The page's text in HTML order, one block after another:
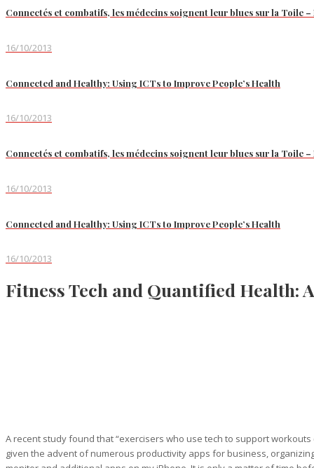
Connectés et combatifs, les médecins soignent leur blues sur la Toile –
16/10/2013
Connected and Healthy: Using ICTs to Improve People’s Health
16/10/2013
Connectés et combatifs, les médecins soignent leur blues sur la Toile –
16/10/2013
Connected and Healthy: Using ICTs to Improve People’s Health
16/10/2013
Fitness Tech and Quantified Health:
A recent study found that “exercisers who use tech to support
given the advent of numerous productivity apps for business,